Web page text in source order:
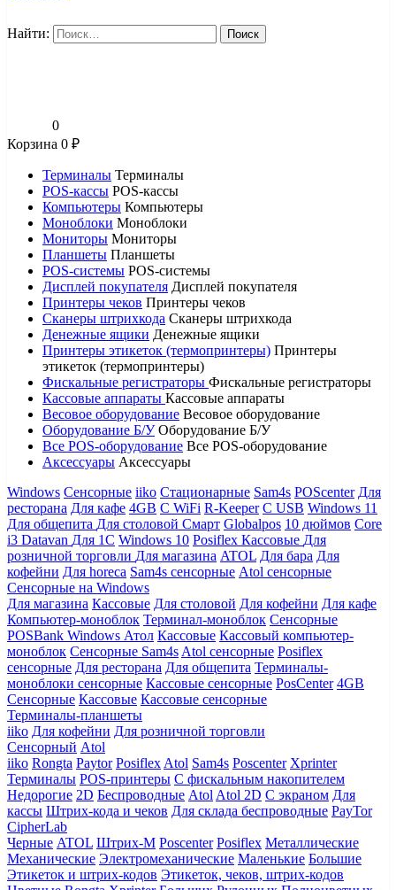
Найти:
0
Корзина 0 ₽
Терминалы Терминалы
POS-кассы POS-кассы
Компьютеры Компьютеры
Моноблоки Моноблоки
Мониторы Мониторы
Планшеты Планшеты
POS-системы POS-системы
Дисплей покупателя Дисплей покупателя
Принтеры чеков Принтеры чеков
Сканеры штрихкода Сканеры штрихкода
Денежные ящики Денежные ящики
Принтеры этикеток (термопринтеры) Принтеры
этикеток (термопринтеры)
Фискальные регистраторы Фискальные регистраторы
Кассовые аппараты Кассовые аппараты
Весовое оборудование Весовое оборудование
Оборудование Б/У Оборудование Б/У
Все POS-оборудование Все POS-оборудование
Аксессуары Аксессуары
Windows Сенсорные iiko Стационарные Sam4s POScenter Для
ресторана Для кафе 4GB С WiFi R-Keeper С USB Windows 11
Для общепита Для столовой Смарт Globalpos 10 дюймов Core
i3 Datavan Для 1С Windows 10 Posiflex Кассовые Для
розничной торговли Для магазина ATOL Для бара Для
кофейни Для horeca Sam4s сенсорные Atol сенсорные
Сенсорные на Windows
Для магазина Кассовые Для столовой Для кофейни Для кафе
Компьютер-моноблок Терминал-моноблок Сенсорные
POSBank Windows Атол Кассовые Кассовый компьютер-
моноблок Сенсорные Sam4s Atol сенсорные Posiflex
сенсорные Для ресторана Для общепита Терминалы-
моноблоки сенсорные Кассовые сенсорные PosCenter 4GB
Сенсорные Кассовые Кассовые сенсорные
Терминалы-планшеты
iiko Для кофейни Для розничной торговли
Сенсорный Atol
iiko Rongta Paytor Posiflex Atol Sam4s Poscenter Xprinter
Терминалы POS-принтеры С фискальным накопителем
Недорогие 2D Беспроводные Atol Atol 2D С экраном Для
кассы Штрих-кода и чеков Для склада беспроводные PayTor
CipherLab
Черные ATOL Штрих-М Poscenter Posiflex Металлические
Механические Электромеханические Маленькие Большие
Этикеток и штрих-кодов Этикеток, чеков, штрих-кодов